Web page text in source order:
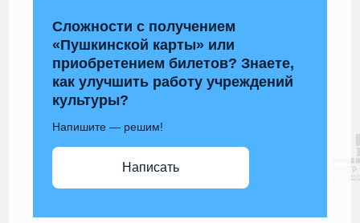
Сложности с получением
«Пушкинской карты» или
приобретением билетов? Знаете,
как улучшить работу учреждений
культуры?
Напишите — решим!
Написать